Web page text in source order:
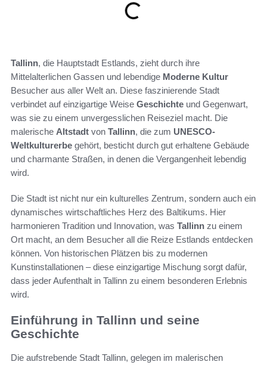
Tallinn, die Hauptstadt Estlands, zieht durch ihre
Mittelalterlichen Gassen und lebendige Moderne Kultur
Besucher aus aller Welt an. Diese faszinierende Stadt
verbindet auf einzigartige Weise Geschichte und Gegenwart,
was sie zu einem unvergesslichen Reiseziel macht. Die
malerische Altstadt von Tallinn, die zum UNESCO-
Weltkulturerbe gehört, besticht durch gut erhaltene Gebäude
und charmante Straßen, in denen die Vergangenheit lebendig
wird.
Die Stadt ist nicht nur ein kulturelles Zentrum, sondern auch ein
dynamisches wirtschaftliches Herz des Baltikums. Hier
harmonieren Tradition und Innovation, was Tallinn zu einem
Ort macht, an dem Besucher all die Reize Estlands entdecken
können. Von historischen Plätzen bis zu modernen
Kunstinstallationen – diese einzigartige Mischung sorgt dafür,
dass jeder Aufenthalt in Tallinn zu einem besonderen Erlebnis
wird.
Einführung in Tallinn und seine
Geschichte
Die aufstrebende Stadt Tallinn, gelegen im malerischen